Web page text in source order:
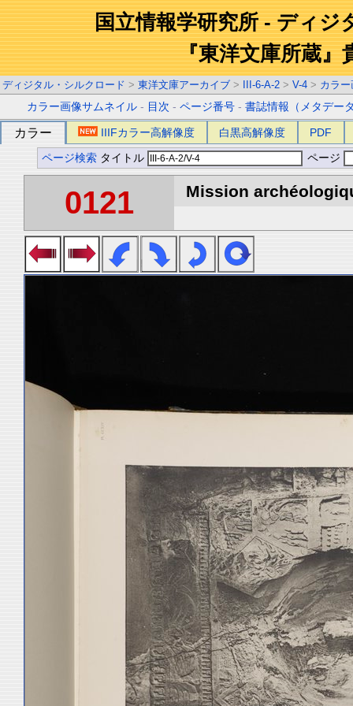
国立情報学研究所 - ディジ
『東洋文庫所蔵』
ディジタル・シルクロード > 東洋文庫アーカイブ > III-6-A-2 > V-4 > カラ
カラー画像サムネイル - 目次 -ページ番号 -書誌情報（メタデー
カラー IIIFカラー高解像度 白黒高解像度 PDF
ページ検索 タイトル ページ
0121 Mission